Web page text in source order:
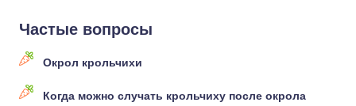
Частые вопросы
Окрол крольчихи
Когда можно случать крольчиху после окрола